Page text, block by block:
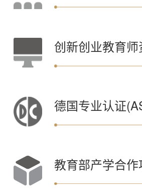
创新创业教育师
德国专业认证
教育部产学合作